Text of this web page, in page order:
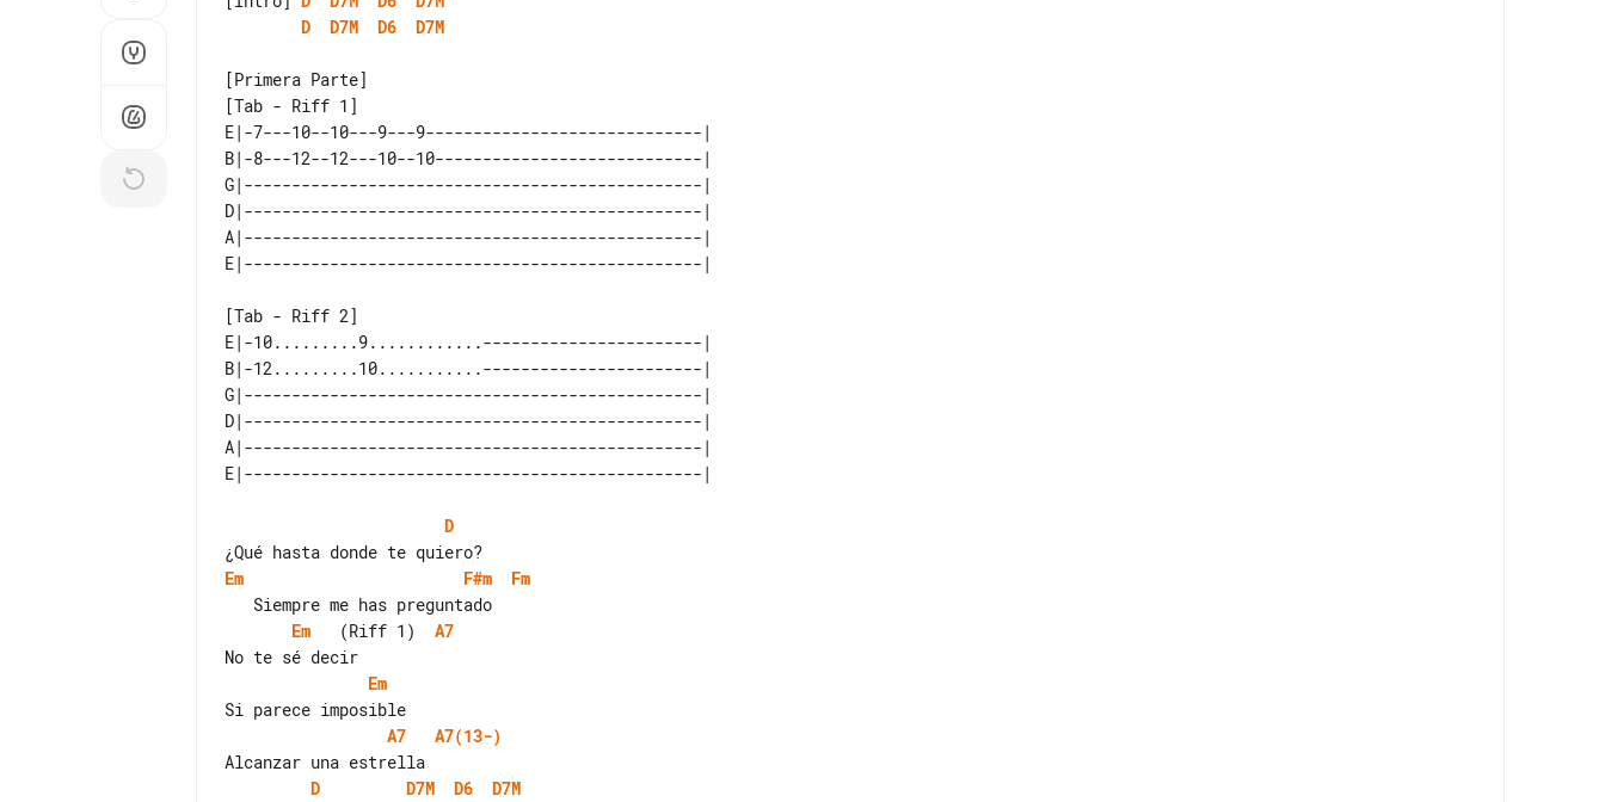
D
D7M D6 D7M
[Tab - Riff 1]
E|-7---10--10---9---9-----------------------------|
B|-8---12--12---10--10----------------------------|
G|------------------------------------------------|
D|------------------------------------------------|
A|------------------------------------------------|
[Tab - Riff 2]
E|-10.........9............-----------------------|
B|-12.........10...........-----------------------|
G|------------------------------------------------|
D|------------------------------------------------|
A|------------------------------------------------|
D
Em
F#m
Fm
Em
   (Riff 1)
A7
Em
A7
A7(13-)
D
D7M D6
D7M